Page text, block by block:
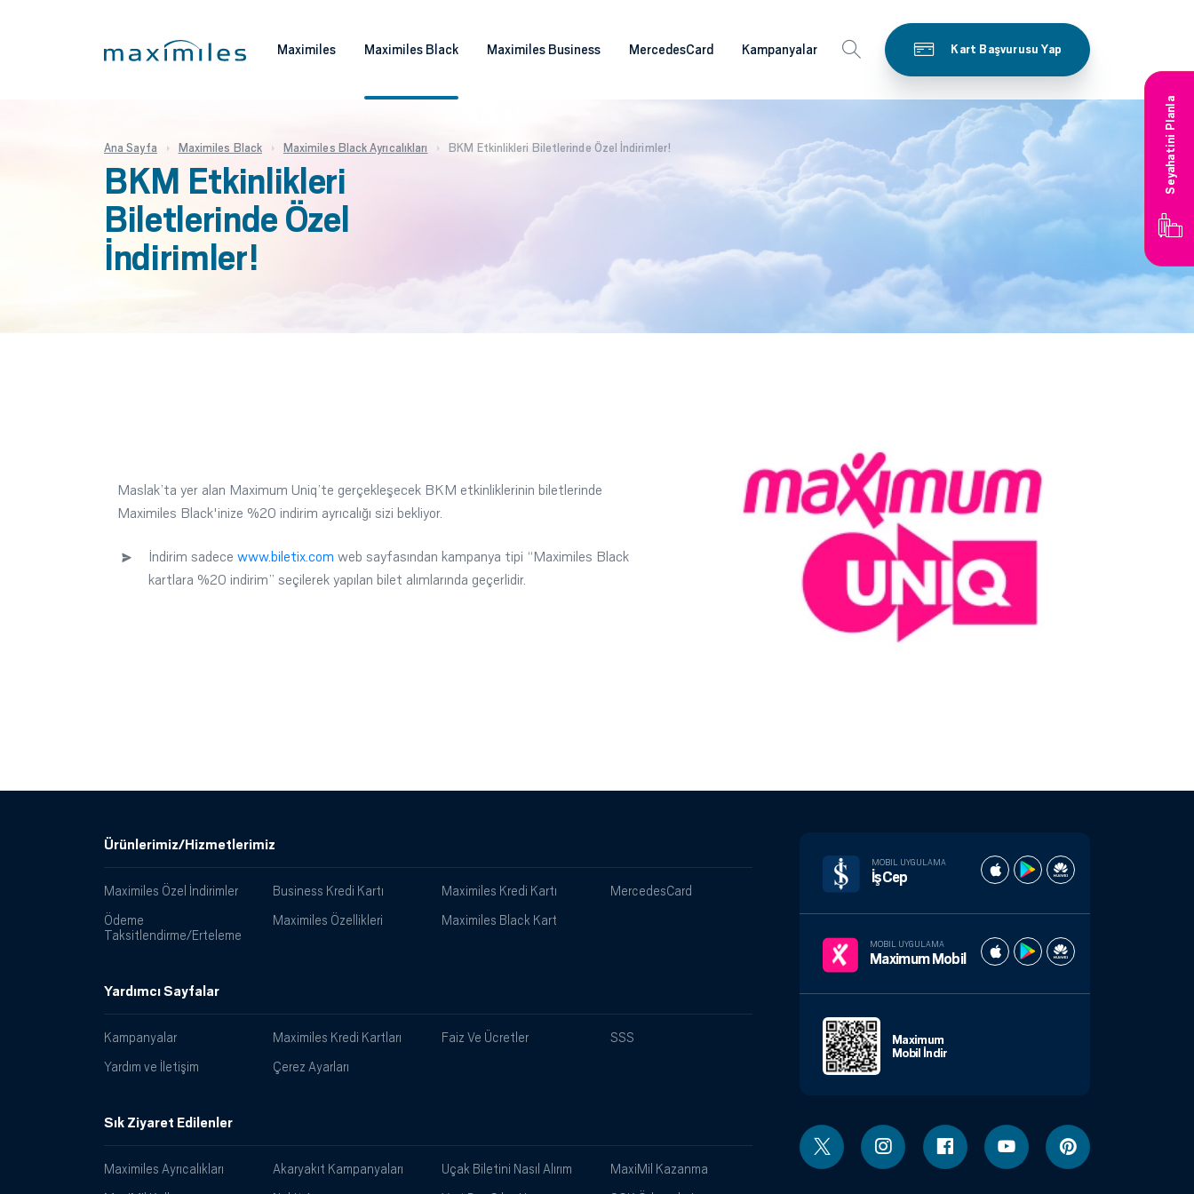
Maximiles Maximiles Black Maximiles Business MercedesCard Kampanyalar Kart Başvurusu Yap
Seyahatini Planla
Ana Sayfa Maximiles Black Maximiles Black Ayrıcalıkları BKM Etkinlikleri Biletlerinde Özel İndirimler!
BKM Etkinlikleri
Biletlerinde Özel
İndirimler!
Maslak’ta yer alan Maximum Uniq’te gerçekleşecek BKM etkinliklerinin biletlerinde
Maximiles Black'inize %20 indirim ayrıcalığı sizi bekliyor.
İndirim sadece www.biletix.com web sayfasından kampanya tipi “Maximiles Black
kartlara %20 indirim” seçilerek yapılan bilet alımlarında geçerlidir.
Ürünlerimiz/Hizmetlerimiz
Maximiles Özel İndirimler Business Kredi Kartı Maximiles Kredi Kartı
MercedesCard
Ödeme
Taksitlendirme/Erteleme
Maximiles Özellikleri Maximiles Black Kart
Yardımcı Sayfalar
Kampanyalar Maximiles Kredi Kartları Faiz Ve Ücretler
SSS
Yardım ve İletişim
Çerez Ayarları
Sık Ziyaret Edilenler
Maximiles Ayrıcalıkları Akaryakıt Kampanyaları Uçak Biletini Nasıl Alırım
MaxiMil Kazanma
MOBIL UYGULAMA
İşCep
MOBIL UYGULAMA
Maximum Mobil
Maximum
Mobil İndir